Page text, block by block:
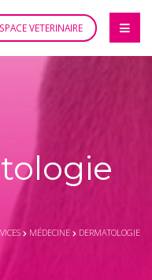
VETERINAIRE
MÉDECINE DERMATOLOGIE